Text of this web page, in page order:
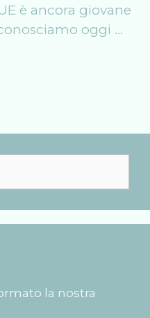
è ancora giovane
oggi …
la nostra